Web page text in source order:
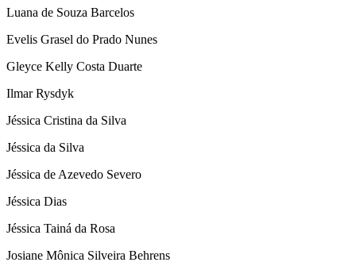
Luana de Souza Barcelos
Evelis Grasel do Prado Nunes
Gleyce Kelly Costa Duarte
Ilmar Rysdyk
Jéssica Cristina da Silva
Jéssica da Silva
Jéssica de Azevedo Severo
Jéssica Dias
Jéssica Tainá da Rosa
Josiane Mônica Silveira Behrens